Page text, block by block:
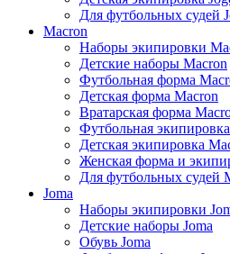
Для футбольных судей
Macron
Наборы экипировки
Детские наборы Macron
Футбольная форма
Детская форма Macron
Вратарская форма
Футбольная
Детская экипировка
Женская форма и
Для футбольных судей
Joma
Наборы экипировки
Детские наборы Joma
Обувь Joma